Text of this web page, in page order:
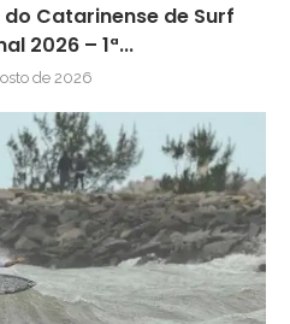
Catarinense de Surf
2026 – 1ª...
de 2026